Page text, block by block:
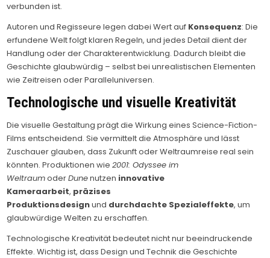
verbunden ist.
Autoren und Regisseure legen dabei Wert auf Konsequenz: Die
erfundene Welt folgt klaren Regeln, und jedes Detail dient der
Handlung oder der Charakterentwicklung. Dadurch bleibt die
Geschichte glaubwürdig – selbst bei unrealistischen Elementen
wie Zeitreisen oder Paralleluniversen.
Technologische und visuelle Kreativität
Die visuelle Gestaltung prägt die Wirkung eines Science-Fiction-
Films entscheidend. Sie vermittelt die Atmosphäre und lässt
Zuschauer glauben, dass Zukunft oder Weltraumreise real sein
könnten. Produktionen wie2001: Odyssee im
WeltraumoderDunenutzen innovative
Kameraarbeit, präzises
Produktionsdesignund durchdachte Spezialeffekte, um
glaubwürdige Welten zu erschaffen.
Technologische Kreativität bedeutet nicht nur beeindruckende
Effekte. Wichtig ist, dass Design und Technik die Geschichte